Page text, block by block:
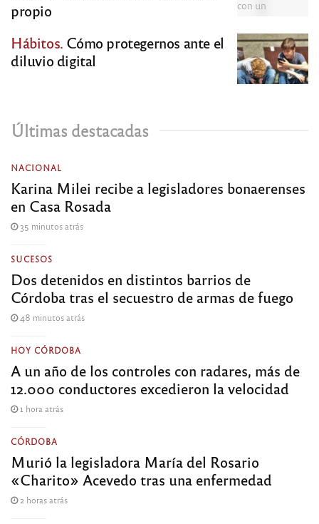
propio
Hábitos. Cómo protegernos ante el
diluvio digital
Últimas destacadas
NACIONAL
Karina Milei recibe a legisladores bonaerenses
en Casa Rosada
35 minutos atrás
SUCESOS
Dos detenidos en distintos barrios de
Córdoba tras el secuestro de armas de fuego
48 minutos atrás
HOY CÓRDOBA
A un año de los controles con radares, más de
12.000 conductores excedieron la velocidad
1 hora atrás
CÓRDOBA
Murió la legisladora María del Rosario
«Charito» Acevedo tras una enfermedad
2 horas atrás